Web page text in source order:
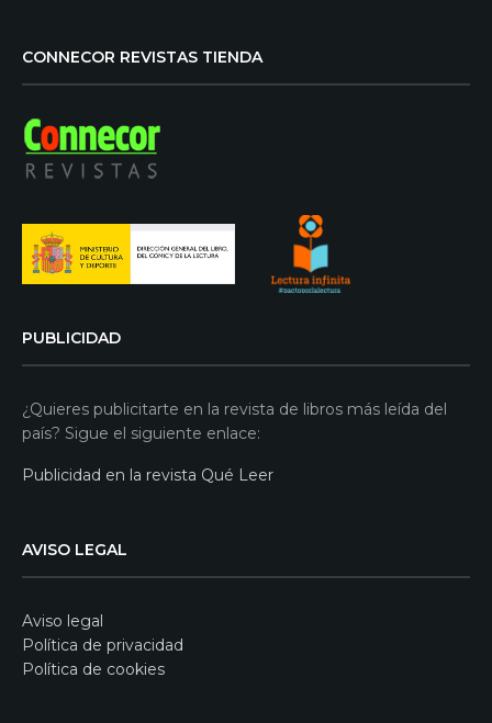
CONNECOR REVISTAS TIENDA
PUBLICIDAD
¿Quieres publicitarte en la revista de libros más leída del
país? Sigue el siguiente enlace:
Publicidad en la revista Qué Leer
AVISO LEGAL
Aviso legal
Política de privacidad
Política de cookies